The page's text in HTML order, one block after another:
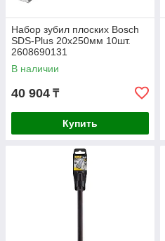
Набор зубил плоских Bosch
SDS-Plus 20х250мм 10шт.
2608690131
В наличии
40 904 ₸
Купить